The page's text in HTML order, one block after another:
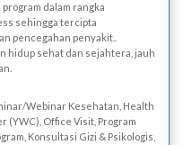
dalam rangka
sehingga tercipta
pencegahan penyakit..
hidup sehat dan sejahtera, jauh
Webinar Kesehatan, Health
(YWC), Office Visit, Program
Konsultasi Gizi & Psikologis,